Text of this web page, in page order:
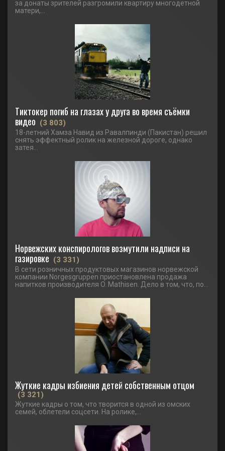
за донаты зрителей разгромили квартиру многодетной
матери,...
Тиктокер погиб на глазах у друга во время съёмки
видео (3 803)
18-летний Хамза Навид из Равалпинди (Пакистан) решил
снять эффектный ролик на железной дороге, однако
затея...
Норвежских конспирологов возмутили надписи на
газировке (3 331)
В сети розничных продуктовых магазинов норвежской
компании Norgesgruppen приостановлена продажа
напитков производителя O. Mathisen. Дело в том, что, по...
Жуткие кадры избиения детей собственным отцом
(3 321)
Жуткие кадры о том, что творится в одной из омских
семей, облетели соцсети. На ролике,...